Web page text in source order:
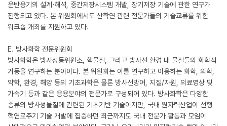
운반용기의 설계·해석, 중간저장시스템 개발, 장기저장 기술에 관한 연구가
진행되고 있다. 본 위원회에서도 산학연 관련 전문가들의 기술교류를 위한
워크숍 개최를 지원하고 있다.
E. 방사화학 전문위원회
방사화학은 방사성동위원소, 핵물질, 그리고 방사선 환경 내 물질들의 화학적
거동을 연구하는 분야이다. 본 위원회는 이를 연구하고 이용하는 화학, 의학,
약학, 환경, 해양 등의 기초과학은 물론 방사선방어, 지질/자원, 의료영상 및
가속기 등과 같은 응용분야의 전문가로 구성되어 있다. 방사화학은 다양한
종류의 방사성물질에 관련된 기초기반 기술이지만, 국내 원자력산업이 선행
핵연료주기 기술 개발에 집중하던 최근까지도 국내 전문가 활동과 모임이